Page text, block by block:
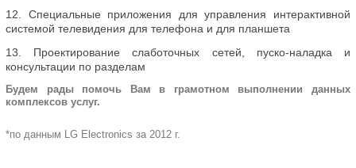
Специальные приложения для управления интерактивной
системой телевидения для телефона и для планшета
Проектирование слаботочных сетей, пуско-наладка и
консультации по разделам
Будем рады помочь Вам в грамотном выполнении данных
комплексов услуг.
*по данным LG Electronics за 2012 г.